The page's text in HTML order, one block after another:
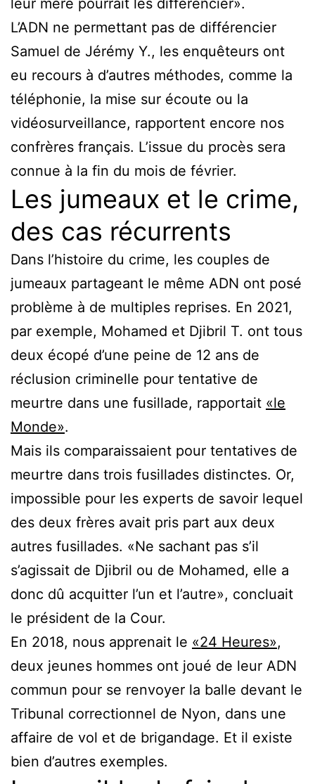
leur mère pourrait les différencier».
L’ADN ne permettant pas de différencier
Samuel de Jérémy Y., les enquêteurs ont
eu recours à d’autres méthodes, comme la
téléphonie, la mise sur écoute ou la
vidéosurveillance, rapportent encore nos
confrères français. L’issue du procès sera
connue à la fin du mois de février.
Les jumeaux et le crime,
des cas récurrents
Dans l’histoire du crime, les couples de
jumeaux partageant le même ADN ont posé
problème à de multiples reprises. En 2021,
par exemple, Mohamed et Djibril T. ont tous
deux écopé d’une peine de 12 ans de
réclusion criminelle pour tentative de
meurtre dans une fusillade, rapportait «le
Monde».
Mais ils comparaissaient pour tentatives de
meurtre dans trois fusillades distinctes. Or,
impossible pour les experts de savoir lequel
des deux frères avait pris part aux deux
autres fusillades. «Ne sachant pas s’il
s’agissait de Djibril ou de Mohamed, elle a
donc dû acquitter l’un et l’autre», concluait
le président de la Cour.
En 2018, nous apprenait le «24 Heures»,
deux jeunes hommes ont joué de leur ADN
commun pour se renvoyer la balle devant le
Tribunal correctionnel de Nyon, dans une
affaire de vol et de brigandage. Et il existe
bien d’autres exemples.